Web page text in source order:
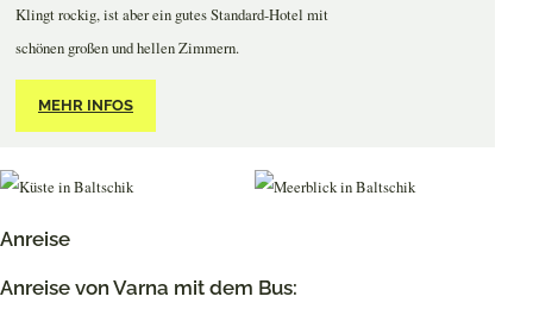
Klingt rockig, ist aber ein gutes Standard-Hotel mit
schönen großen und hellen Zimmern.
MEHR INFOS
Anreise
Anreise von Varna mit dem Bus: